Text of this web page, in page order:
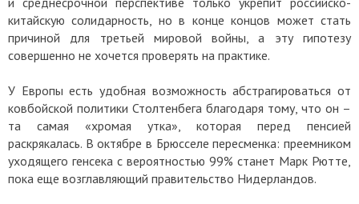
китайскую солидарность, но в конце концов может стать
причиной для третьей мировой войны, а эту гипотезу
совершенно не хочется проверять на практике.
У Европы есть удобная возможность абстрагироваться от
ковбойской политики Столтенбега благодаря тому, что он –
та самая «хромая утка», которая перед пенсией
раскрякалась. В октябре в Брюсселе пересменка: преемником
уходящего генсека с вероятностью 99% станет Марк Рютте,
пока еще возглавляющий правительство Нидерландов.